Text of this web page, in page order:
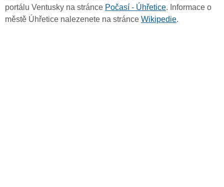
portálu Ventusky na stránce Počasí - Úhřetice. Informace o
městě Úhřetice nalezenete na stránce Wikipedie.